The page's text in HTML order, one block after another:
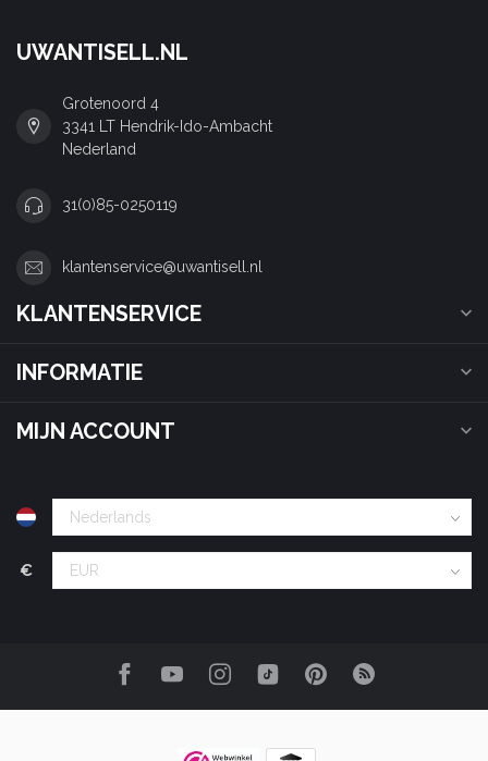
UWANTISELL.NL
Grotenoord 4
3341 LT Hendrik-Ido-Ambacht
Nederland
31(0)85-0250119
klantenservice@uwantisell.nl
KLANTENSERVICE
INFORMATIE
MIJN ACCOUNT
€